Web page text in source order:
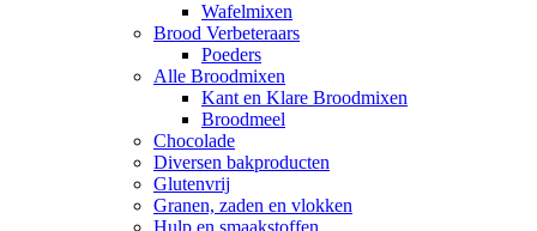
Wafelmixen
Brood Verbeteraars
Poeders
Alle Broodmixen
Kant en Klare Broodmixen
Broodmeel
Chocolade
Diversen bakproducten
Glutenvrij
Granen, zaden en vlokken